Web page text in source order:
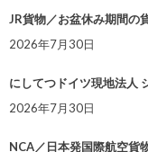
JR貨物／お盆休み期間の
2026年7月30日
にしてつドイツ現地法人
2026年7月30日
NCA／日本発国際航空貨